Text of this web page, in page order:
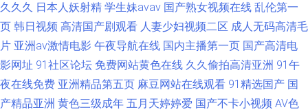
久久久 日本人妖射精 学生妹avav 国产熟女视频在线 乱伦第一
页 韩日视频 高清国产剧观看 人妻少妇视频二区 成人无码高清毛
片 亚洲av激情电影 午夜导航在线 国内主播第一页 国产高清电
影网址 91社区论坛 免费网站黄色在线 久久偷拍高清亚洲 91午
夜在线免费 亚洲精品第五页 麻豆网站在线观看 91精选国产 国
产精品亚洲 黄色三级成年 五月天婷婷爱 国产不卡小视频 AV色